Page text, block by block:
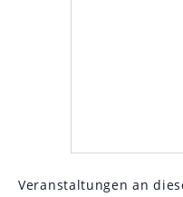
Veranstaltungen an